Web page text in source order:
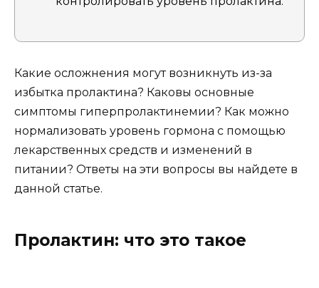
Какие осложнения могут возникнуть из-за
избытка пролактина? Каковы основные
симптомы гиперпролактинемии? Как можно
нормализовать уровень гормона с помощью
лекарственных средств и изменений в
питании? Ответы на эти вопросы вы найдете в
данной статье.
Пролактин: что это такое